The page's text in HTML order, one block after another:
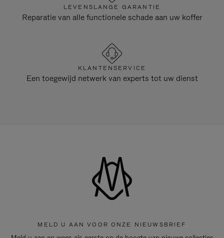
LEVENSLANGE GARANTIE
Reparatie van alle functionele schade aan uw koffer
KLANTENSERVICE
Een toegewijd netwerk van experts tot uw dienst
MELD U AAN VOOR ONZE NIEUWSBRIEF